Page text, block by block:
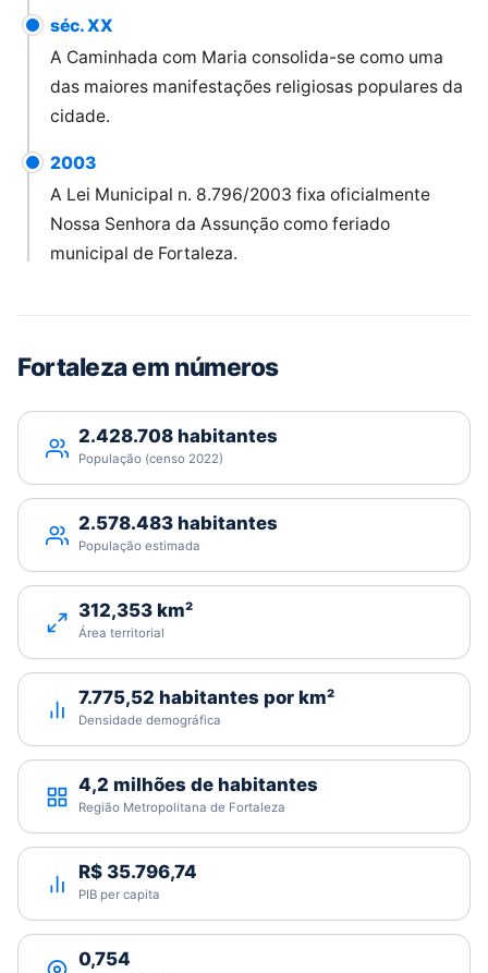
séc. XX
A Caminhada com Maria consolida-se como uma
das maiores manifestações religiosas populares da
cidade.
2003
A Lei Municipal n. 8.796/2003 fixa oficialmente
Nossa Senhora da Assunção como feriado
municipal de Fortaleza.
Fortaleza em números
2.428.708 habitantes
População (censo 2022)
2.578.483 habitantes
População estimada
312,353 km²
Área territorial
7.775,52 habitantes por km²
Densidade demográfica
4,2 milhões de habitantes
Região Metropolitana de Fortaleza
R$ 35.796,74
PIB per capita
0,754